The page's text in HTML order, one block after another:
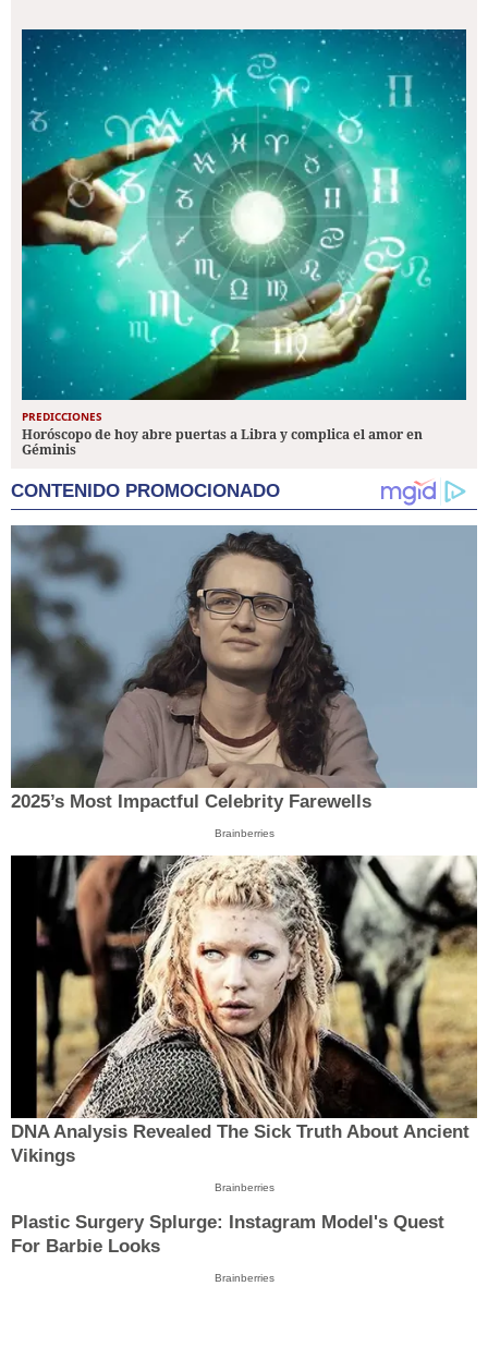
PREDICCIONES
Horóscopo de hoy abre puertas a Libra y complica el amor en
Géminis
CONTENIDO PROMOCIONADO
2025’s Most Impactful Celebrity Farewells
Brainberries
DNA Analysis Revealed The Sick Truth About Ancient
Vikings
Brainberries
Plastic Surgery Splurge: Instagram Model's Quest
For Barbie Looks
Brainberries